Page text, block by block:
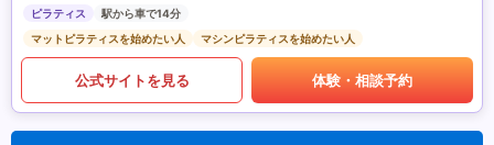
ピラティス
駅から車で14分
マットピラティスを始めたい人
マシンピラティスを始めたい人
公式サイトを見る 体験・相談予約